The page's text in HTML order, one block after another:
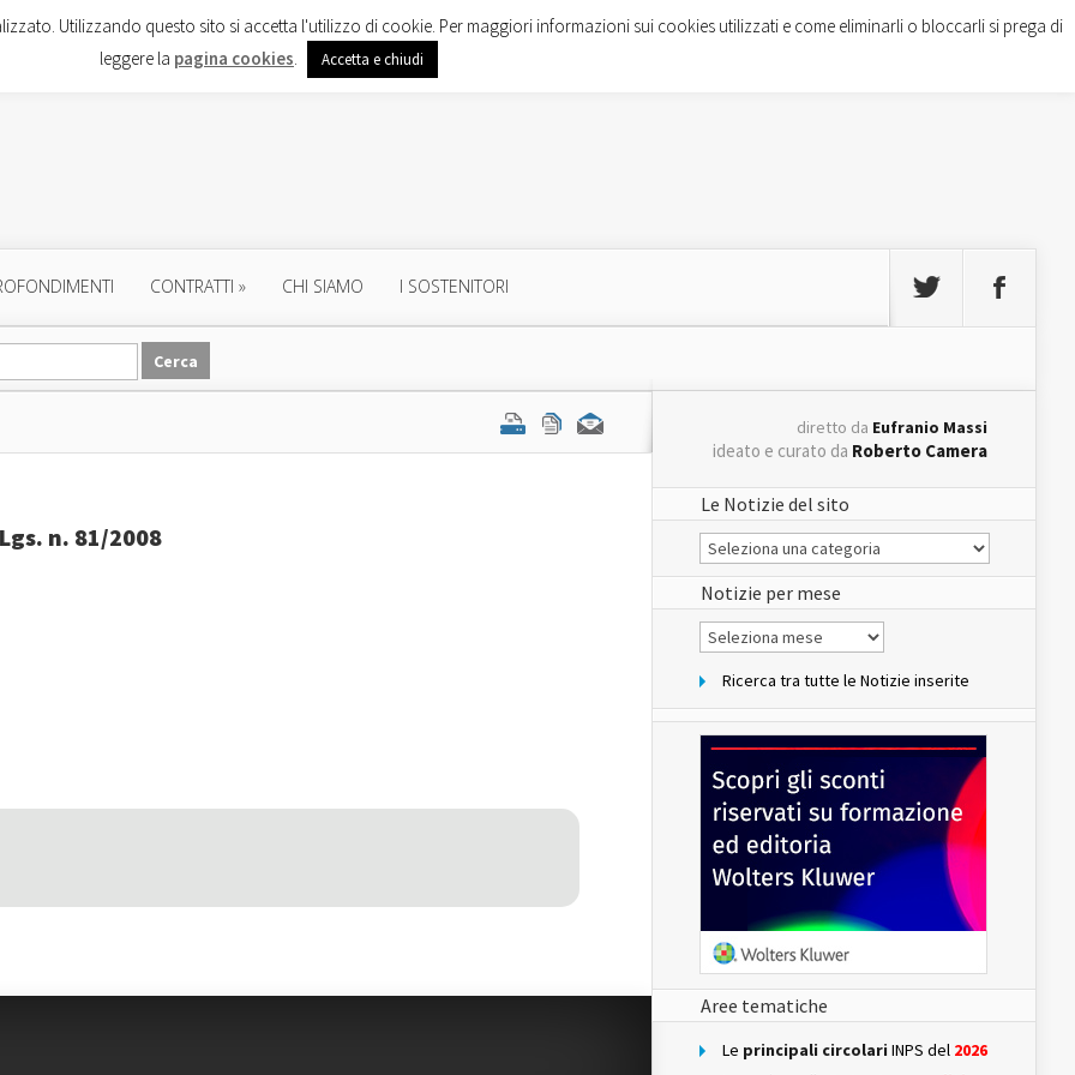
CONTRATTI » CHI SIAMO I SOSTENITORI
n. 81/2008
diretto da Eufranio Massi
ideato e curato da Roberto Camera
Le Notizie del sito
Le
Notizie
del
sito
Notizie per mese
Notizie
per
Ricerca tra tutte le Notizie inserite
Aree tematiche
Le principali circolari INPS del 2026
Utilizzando questo sito si accetta l'utilizzo di cookie. Per maggiori informazioni sui cookies utilizzati e come eliminarli o bloccarli si prega di
leggere la pagina cookies. Accetta e chiudi